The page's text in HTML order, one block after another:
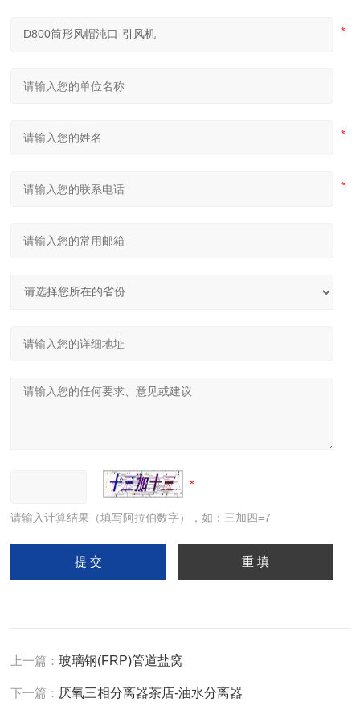
请输入计算结果（填写阿拉伯数字），如：三加四=7
上一篇：玻璃钢(FRP)管道盐窝
下一篇： 厌氧三相分离器茶店-油水分离器